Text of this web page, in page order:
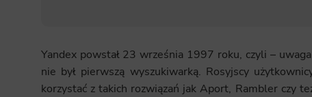
Yandex powstał 23 września 1997 roku, czyli –
nie był pierwszą wyszukiwarką. Rosyjscy
korzystać z takich rozwiązań jak Aport, Rambler czy